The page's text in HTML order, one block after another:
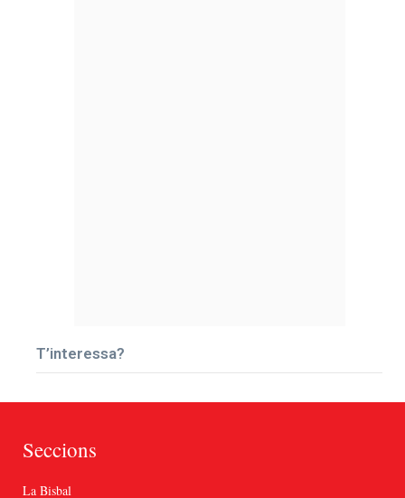
T’interessa?
Seccions
La Bisbal